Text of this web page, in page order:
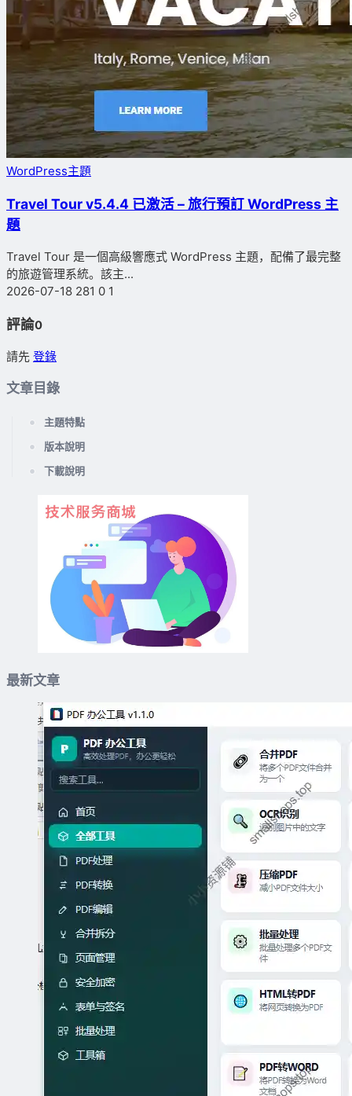
WordPress主題
Travel Tour v5.4.4 已激活 – 旅行預訂 WordPress 主
題
Travel Tour 是一個高級響應式 WordPress 主題，配備了最完整
的旅遊管理系統。該主...
2026-07-18 281 0 1
評論0
請先 登錄
文章目錄
主題特點
版本說明
下載說明
最新文章